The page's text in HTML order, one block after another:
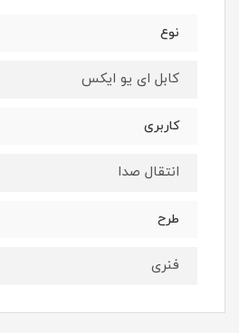
نوع
کابل ای یو ایکس
کاربری
انتقال صدا
طرح
فنری